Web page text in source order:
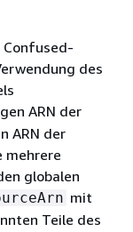
Confused-
des
ARN der
ARN der
mehrere
globalen
mit
Teile des